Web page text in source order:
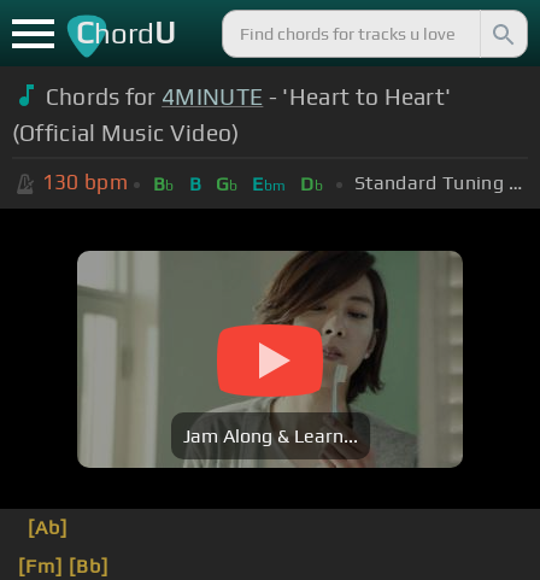
ChordU
Chords for 4MINUTE - 'Heart to Heart'
(Official Music Video)
130 bpm Bb B Gb Ebm Db Standard Tuning (EADGBE)
Jam Along & Learn...
[Ab]
[Fm] [Bb]